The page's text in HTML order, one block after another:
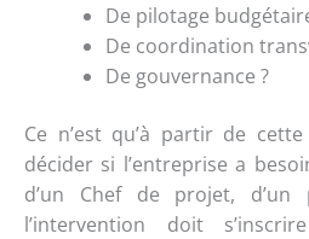
De pilotage
De coordination
De gouvernance ?
Ce n’est qu’à partir de
décider si l’entreprise a
d’un Chef de projet,
l’intervention doit